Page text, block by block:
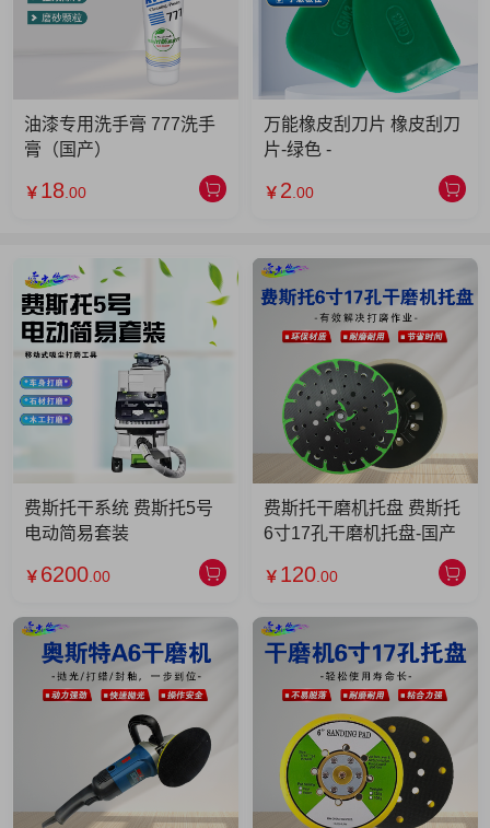
油漆专用洗手膏 777洗手
膏（国产）
￥ 18 .00
万能橡皮刮刀片 橡皮刮刀
片-绿色 -
￥ 2 .00
费斯托干系统 费斯托5号
电动简易套装
￥ 6200 .00
费斯托干磨机托盘 费斯托
6寸17孔干磨机托盘-国产
￥ 120 .00